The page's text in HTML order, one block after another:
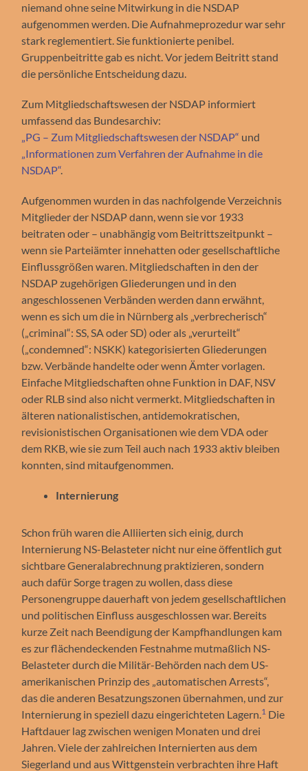
niemand ohne seine Mitwirkung in die NSDAP
aufgenommen werden. Die Aufnahmeprozedur war sehr
stark reglementiert. Sie funktionierte penibel.
Gruppenbeitritte gab es nicht. Vor jedem Beitritt stand
die persönliche Entscheidung dazu.
Zum Mitgliedschaftswesen der NSDAP informiert
umfassend das Bundesarchiv:
„PG – Zum Mitgliedschaftswesen der NSDAP“ und
„Informationen zum Verfahren der Aufnahme in die
NSDAP“.
Aufgenommen wurden in das nachfolgende Verzeichnis
Mitglieder der NSDAP dann, wenn sie vor 1933
beitraten oder – unabhängig vom Beitrittszeitpunkt –
wenn sie Parteiämter innehatten oder gesellschaftliche
Einflussgrößen waren. Mitgliedschaften in den der
NSDAP zugehörigen Gliederungen und in den
angeschlossenen Verbänden werden dann erwähnt,
wenn es sich um die in Nürnberg als „verbrecherisch“
(„criminal“: SS, SA oder SD) oder als „verurteilt“
(„condemned“: NSKK) kategorisierten Gliederungen
bzw. Verbände handelte oder wenn Ämter vorlagen.
Einfache Mitgliedschaften ohne Funktion in DAF, NSV
oder RLB sind also nicht vermerkt. Mitgliedschaften in
älteren nationalistischen, antidemokratischen,
revisionistischen Organisationen wie dem VDA oder
dem RKB, wie sie zum Teil auch nach 1933 aktiv bleiben
konnten, sind mitaufgenommen.
Internierung
Schon früh waren die Alliierten sich einig, durch
Internierung NS-Belasteter nicht nur eine öffentlich gut
sichtbare Generalabrechnung praktizieren, sondern
auch dafür Sorge tragen zu wollen, dass diese
Personengruppe dauerhaft von jedem gesellschaftlichen
und politischen Einfluss ausgeschlossen war. Bereits
kurze Zeit nach Beendigung der Kampfhandlungen kam
es zur flächendeckenden Festnahme mutmaßlich NS-
Belasteter durch die Militär-Behörden nach dem US-
amerikanischen Prinzip des „automatischen Arrests“,
das die anderen Besatzungszonen übernahmen, und zur
Internierung in speziell dazu eingerichteten Lagern. 1 Die
Haftdauer lag zwischen wenigen Monaten und drei
Jahren. Viele der zahlreichen Internierten aus dem
Siegerland und aus Wittgenstein verbrachten ihre Haft